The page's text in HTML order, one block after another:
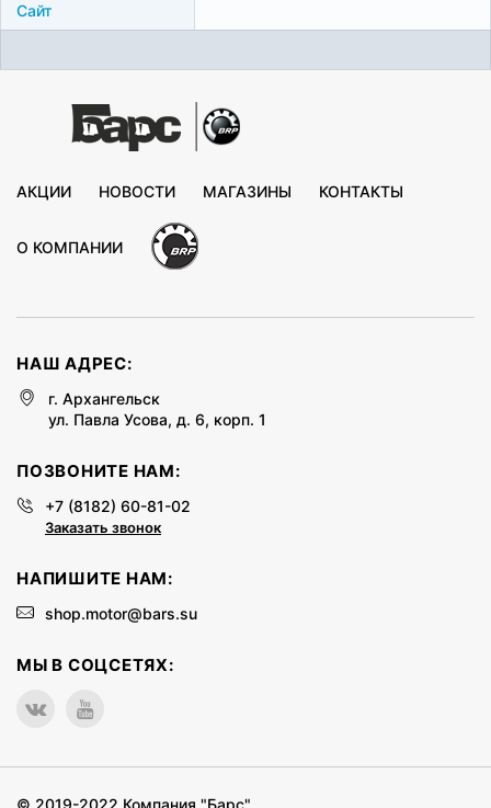
Сайт
АКЦИИ НОВОСТИ МАГАЗИНЫ КОНТАКТЫ
О КОМПАНИИ
НАШ АДРЕС:
г. Архангельск
ул. Павла Усова, д. 6, корп. 1
ПОЗВОНИТЕ НАМ:
+7 (8182) 60-81-02
Заказать звонок
НАПИШИТЕ НАМ:
shop.motor@bars.su
МЫ В СОЦСЕТЯХ: